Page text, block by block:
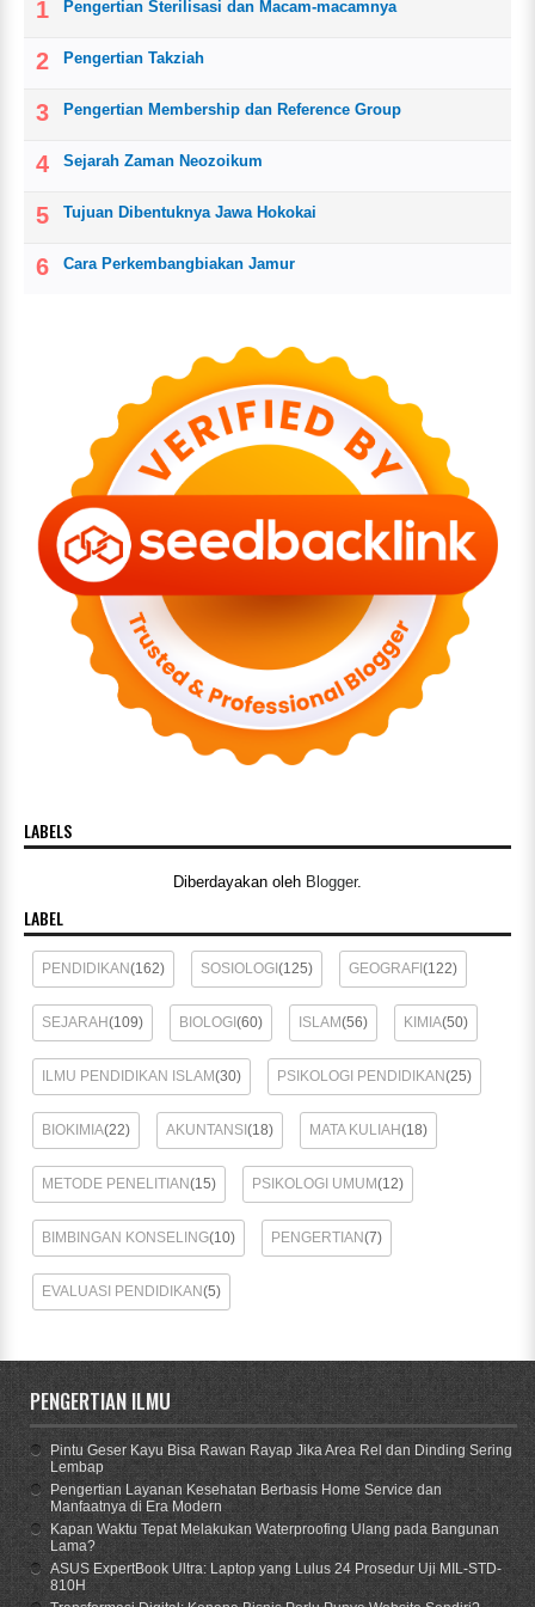
Pengertian Sterilisasi dan Macam-macamnya
Pengertian Takziah
Pengertian Membership dan Reference Group
Sejarah Zaman Neozoikum
Tujuan Dibentuknya Jawa Hokokai
Cara Perkembangbiakan Jamur
LABELS
Diberdayakan oleh Blogger.
LABEL
PENDIDIKAN(162) SOSIOLOGI(125) GEOGRAFI(122)
SEJARAH(109) BIOLOGI(60) ISLAM(56) KIMIA(50)
ILMU PENDIDIKAN ISLAM(30) PSIKOLOGI PENDIDIKAN(25)
BIOKIMIA(22) AKUNTANSI(18) MATA KULIAH(18)
METODE PENELITIAN(15) PSIKOLOGI UMUM(12)
BIMBINGAN KONSELING(10) PENGERTIAN(7)
EVALUASI PENDIDIKAN(5)
PENGERTIAN ILMU
Pintu Geser Kayu Bisa Rawan Rayap Jika Area Rel dan Dinding Sering
Lembap
Pengertian Layanan Kesehatan Berbasis Home Service dan
Manfaatnya di Era Modern
Kapan Waktu Tepat Melakukan Waterproofing Ulang pada Bangunan
Lama?
ASUS ExpertBook Ultra: Laptop yang Lulus 24 Prosedur Uji MIL-STD-
810H